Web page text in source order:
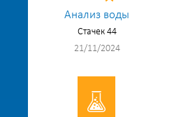
Анализ воды
Стачек 44
21/11/2024